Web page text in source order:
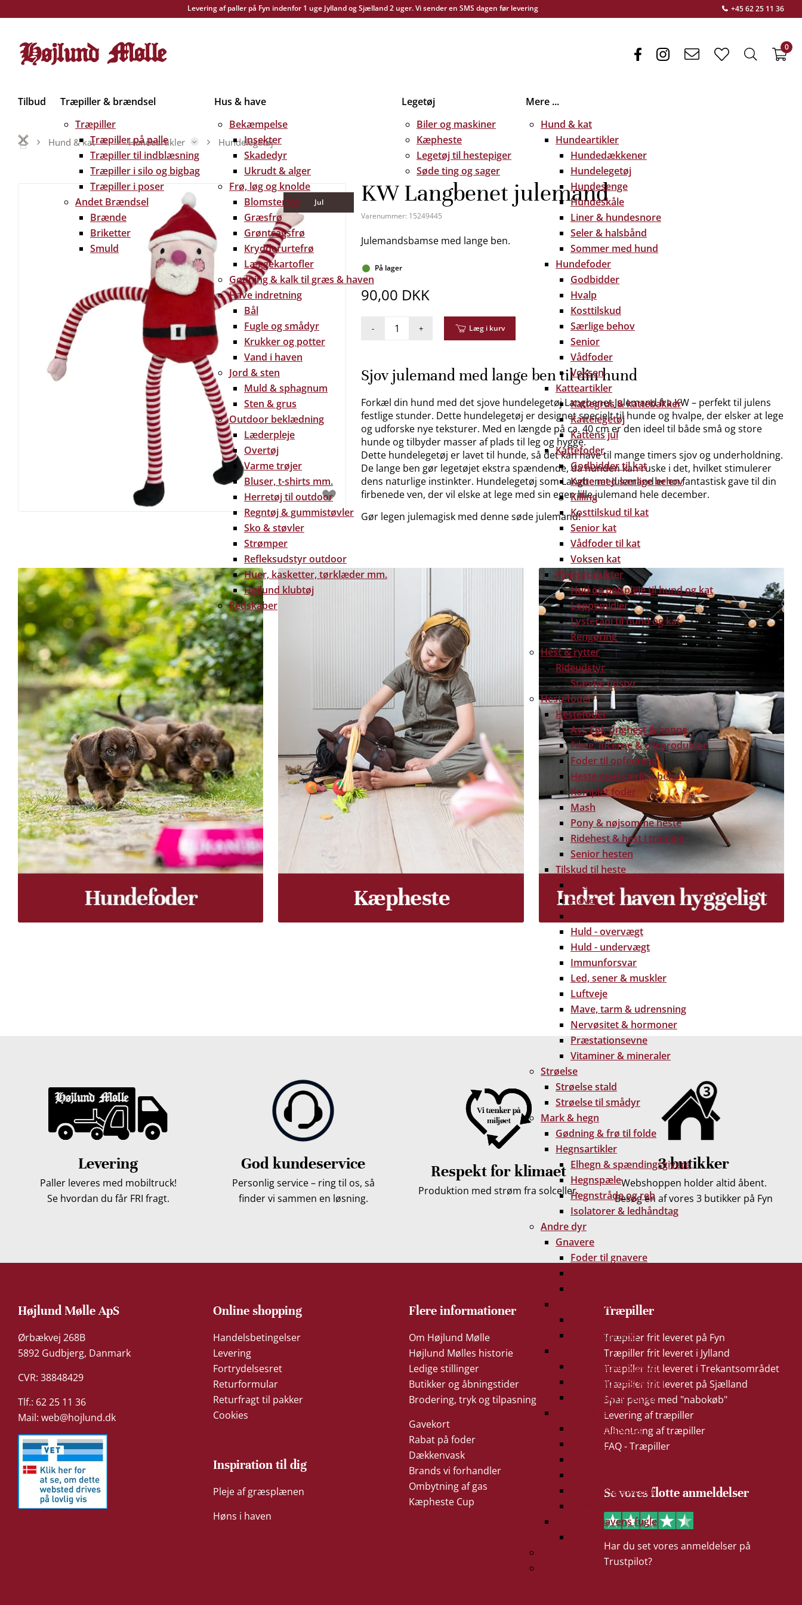
Levering af paller på Fyn indenfor 1 uge Jylland og Sjælland 2 uger. Vi sender en SMS dagen før levering +45 62 25 11 36
Tilbud
Træpiller & brændsel
Træpiller
Træpiller på palle
Træpiller til indblæsning
Træpiller i silo og bigbag
Træpiller i poser
Andet Brændsel
Brænde
Briketter
Smuld
Hus & have
Bekæmpelse
Insekter
Skadedyr
Ukrudt & alger
Frø, løg og knolde
Blomsterfrø
Græsfrø
Grøntsagsfrø
Krydderurtefrø
Læggekartofler
Gødning & kalk til græs & haven
Have indretning
Bål
Fugle og smådyr
Krukker og potter
Vand i haven
Jord & sten
Muld & sphagnum
Sten & grus
Outdoor beklædning
Læderpleje
Overtøj
Varme trøjer
Bluser, t-shirts mm.
Herretøj til outdoor
Regntøj & gummistøvler
Sko & støvler
Strømper
Refleksudstyr outdoor
Huer, kasketter, tørklæder mm.
Højlund klubtøj
Redskaber
Legetøj
Biler og maskiner
Kæpheste
Legetøj til hestepiger
Søde ting og sager
Mere ...
Hund & kat
Hundeartikler
Hundedækkener
Hundelegetøj
Hundesenge
Hundeskåle
Liner & hundesnore
Seler & halsbånd
Sommer med hund
Hundefoder
Godbidder
Hvalp
Kosttilskud
Særlige behov
Senior
Vådfoder
Voksen
Katteartikler
Kattegrus & kattebakker
Kattelegetøj
Kattens jul
Kattefoder
Godbidder til kat
Katte med særlige behov
Killing
Kosttilskud til kat
Senior kat
Vådfoder til kat
Voksen kat
Plejeprodukter
Hud og pelspleje til hund og kat
Loppemidler
Lysterapi til hund og kat
Rengøring
Hest & rytter
Rideudstyr
Stævne udstyr
Hestefoder
Hestefoder
Avl, Føl, Unghest & hoppe
Fibre, lucerne & olieprodukter
Foder til opfedning
Heste med særlige behov
Komplet foder
Mash
Pony & nøjsomme heste
Ridehest & hest i træning
Senior hesten
Tilskud til heste
Godbidder
Hove
Huld - overvægt
Huld - undervægt
Immunforsvar
Led, sener & muskler
Luftveje
Mave, tarm & udrensning
Nervøsitet & hormoner
Præstationsevne
Vitaminer & mineraler
Strøelse
Strøelse stald
Strøelse til smådyr
Mark & hegn
Gødning & frø til folde
Hegnsartikler
Elhegn & spændingsgivere
Hegnspæle
Hegnstråde og reb
Isolatorer & ledhåndtag
Andre dyr
Gnavere
Foder til gnavere
Høns & fasaner
Foder til høns
Udstyr til høns
Foder til får & geder
Foder til kvæg & svin
Korn, majs & ærter
Staldartikler
Aktivering & leg
Fodring
Klippere & tilbehør
Voliere & havens fugle
facebookinstagramenvelopeheart
search0
Hund & kat Hundeartikler Hundelegetøj
Jul KW Langbenet julemand
Varenummer: 15249445
Julemandsbamse med lange ben.
På lager
90,00 DKK
- + Læg i kurv
Sjov julemand med lange ben til din hund
Forkæl din hund med det sjove hundelegetøj Langbenet Julemand fra KW – perfekt til julens
festlige stunder. Dette hundelegetøj er designet specielt til hunde og hvalpe, der elsker at lege
og udforske nye teksturer. Med en længde på ca. 40 cm er den ideel til både små og store
hunde og tilbyder masser af plads til leg og hygge.
Dette hundelegetøj er lavet til hunde, så det kan have til mange timers sjov og underholdning.
De lange ben gør legetøjet ekstra spændende, da hunden kan ruske i det, hvilket stimulerer
dens naturlige instinkter. Hundelegetøj som Langbenet Julemand er en fantastisk gave til din
firbenede ven, der vil elske at lege med sin egen lille julemand hele december.
Gør legen julemagisk med denne søde julemand!
Bor du i Odense, Svendborg, Nyborg, Kerteminde, Faaborg, Middelfart, Otterup eller et andet sted på Fyn? Vi leverer gratis dine træpiller på hele Fyn. Uanset hvor på Fyn
du bor, kan du få leveret træpiller indenfor 5 hverdage. Vores lastbiler kommer hele Fyn rundt i løbet af en uge, så du kan få leveret dine træpiller.
Levering
Paller leveres med mobiltruck!
Se hvordan du får FRI fragt.
God kundeservice
Personlig service – ring til os, så
finder vi sammen en løsning.
Respekt for klimaet
Produktion med strøm fra solceller.
3 butikker
Webshoppen holder altid åbent.
Besøg en af vores 3 butikker på Fyn
Højlund Mølle ApS
Ørbækvej 268B
5892 Gudbjerg, Danmark
CVR: 38848429
Tlf.: 62 25 11 36
Mail: web@hojlund.dk
Online shopping
Handelsbetingelser
Levering
Fortrydelsesret
Returformular
Returfragt til pakker
Cookies
Inspiration til dig
Pleje af græsplænen
Høns i haven
Flere informationer
Om Højlund Mølle
Højlund Mølles historie
Ledige stillinger
Butikker og åbningstider
Brodering, tryk og tilpasning
Gavekort
Rabat på foder
Dækkenvask
Brands vi forhandler
Ombytning af gas
Kæpheste Cup
Træpiller
Træpiller frit leveret på Fyn
Træpiller frit leveret i Jylland
Træpiller frit leveret i Trekantsområdet
Træpiller frit leveret på Sjælland
Spar penge med "nabokøb"
Levering af træpiller
Afhentning af træpiller
FAQ - Træpiller
Se vores flotte anmeldelser
Har du set vores anmeldelser på
Trustpilot?